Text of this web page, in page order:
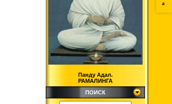
а
Панду Адал.
РАМАЛИНГА
ПОИСК